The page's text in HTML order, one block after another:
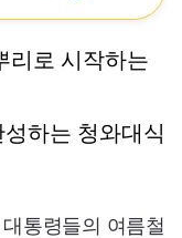
리로 시작하는
하는 청와대식
통령들의 여름철